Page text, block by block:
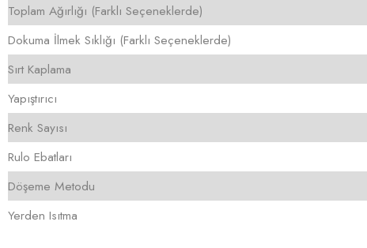
Toplam Ağırlığı (Farklı Seçeneklerde)
Dokuma İlmek Sıklığı (Farklı Seçeneklerde)
Sırt Kaplama
Yapıştırıcı
Renk Sayısı
Rulo Ebatları
Döşeme Metodu
Yerden Isıtma